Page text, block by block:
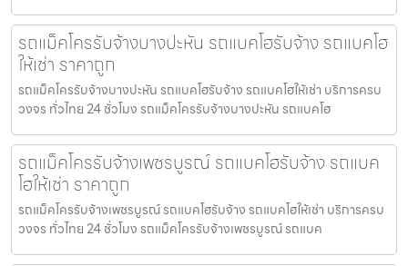
รถแม็คโครรับจ้างบางปะหัน รถแบคโฮรับจ้าง รถแบคโฮ
ให้เช่า ราคาถูก
รถแม็คโครรับจ้างบางปะหัน รถแบคโฮรับจ้าง รถแบคโฮให้เช่า บริการครบ
วงจร ทั่วไทย 24 ชั่วโมง รถแม็คโครรับจ้างบางปะหัน รถแบคโฮ
รถแม็คโครรับจ้างเพชรบูรณ์ รถแบคโฮรับจ้าง รถแบค
โฮให้เช่า ราคาถูก
รถแม็คโครรับจ้างเพชรบูรณ์ รถแบคโฮรับจ้าง รถแบคโฮให้เช่า บริการครบ
วงจร ทั่วไทย 24 ชั่วโมง รถแม็คโครรับจ้างเพชรบูรณ์ รถแบค